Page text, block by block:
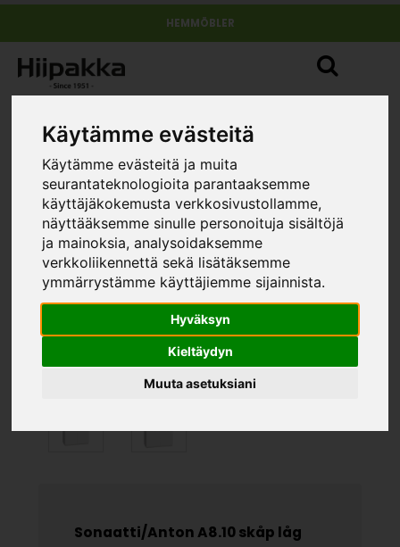
Käytämme evästeitä
Käytämme evästeitä ja muita
seurantateknologioita parantaaksemme
käyttäjäkokemusta verkkosivustollamme,
näyttääksemme sinulle personoituja sisältöjä
ja mainoksia, analysoidaksemme
verkkoliikennettä sekä lisätäksemme
ymmärrystämme käyttäjiemme sijainnista.
Hyväksyn
Kieltäydyn
Muuta asetuksiani
HEMMÖBLER
Sonaatti/Anton A8.10 skåp låg